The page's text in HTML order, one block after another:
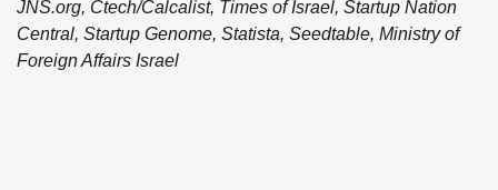
JNS.org, Ctech/Calcalist, Times of Israel, Startup Nation
Central, Startup Genome, Statista, Seedtable, Ministry of
Foreign Affairs Israel